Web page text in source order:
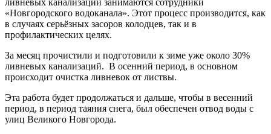
ливневых канализаций занимаются сотрудники
«Новгородского водоканала». Этот процесс производится, как
в случаях серьёзных засоров колодцев, так и в
профилактических целях.
За месяц прочистили и подготовили к зиме уже около 30%
ливневых канализаций. В осенний период, в основном
происходит очистка ливневок от листвы.
Эта работа будет продолжаться и дальше, чтобы в весенний
период, в период таяния снега, был обеспечен отвод воды с
улиц Великого Новгорода.